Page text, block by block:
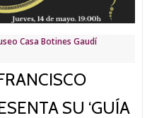
Salamanca
por
la
de
Casa Botines Gaudí
SU ‘GUÍA